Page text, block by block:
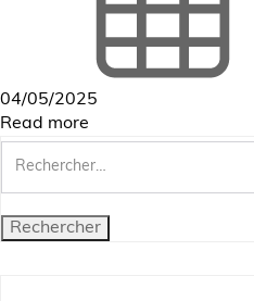
04/05/2025
Read more